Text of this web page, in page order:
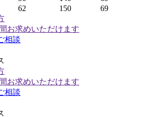
62 150
69
お求めいただけます
相談
お求めいただけます
相談